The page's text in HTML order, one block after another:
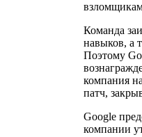
Команда
навыков, а
Поэтому
компания
патч,
Google
компании